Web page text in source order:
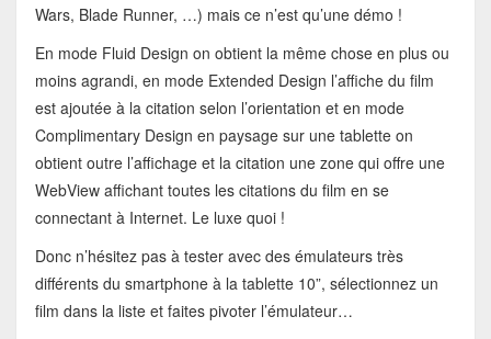
Wars, Blade Runner, …) mais ce n’est qu’une démo !
En mode Fluid Design on obtient la même chose en plus ou
moins agrandi, en mode Extended Design l’affiche du film
est ajoutée à la citation selon l’orientation et en mode
Complimentary Design en paysage sur une tablette on
obtient outre l’affichage et la citation une zone qui offre une
WebView affichant toutes les citations du film en se
connectant à Internet. Le luxe quoi !
Donc n’hésitez pas à tester avec des émulateurs très
différents du smartphone à la tablette 10”, sélectionnez un
film dans la liste et faites pivoter l’émulateur…